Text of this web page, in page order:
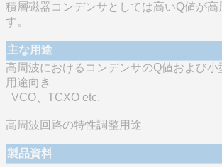
積層磁器コンデンサとしては高いQ値が高
す。
主な用途
高周波におけるコンデンサのQ値および小
用途向き
VCO、TCXO etc.
高周波回路の特性調整用途
製品資料